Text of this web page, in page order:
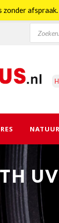
Producten
zoeken
zonder